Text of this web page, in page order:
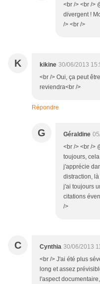
<br /> <br />
divergent !
/> <br />
K kikine 30/06/2013
<br /> Oui, ça peut
reviendra<br />
Répondre
G Géraldine
<br /> <br />
toujours,
j'apprécie
distraction,
j'ai toujours
citations
/>
C Cynthia 30/06/2013
<br /> J'ai été plus
long et assez
l'aspect